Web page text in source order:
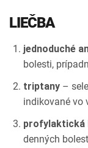
LIEČBA
jednoduché
bolesti,
triptany –
indikované vo
profylaktická
denných